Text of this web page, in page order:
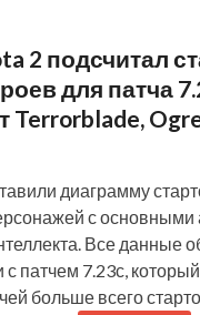
2 подсчитал
для патча
Terrorblade,
диаграмму
с основными
Все данные
с патчем 7.23с,
больше всего